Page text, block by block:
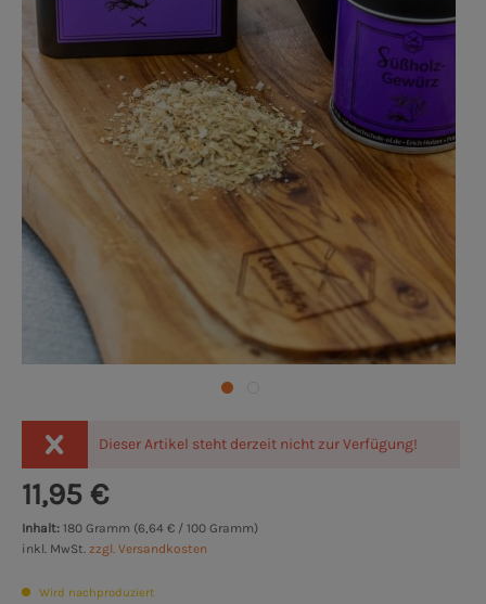
Dieser Artikel steht derzeit nicht zur Verfügung!
11,95 €
Inhalt: 180 Gramm (6,64 € / 100 Gramm)
inkl. MwSt. zzgl. Versandkosten
Wird nachproduziert